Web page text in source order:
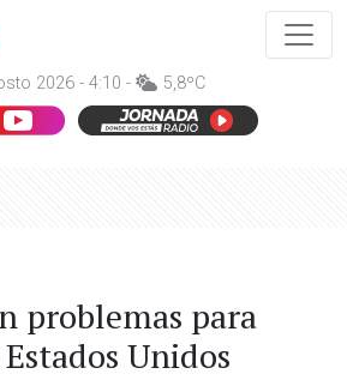
2026 - 4:10 - 5,8ºC
problemas para
Unidos